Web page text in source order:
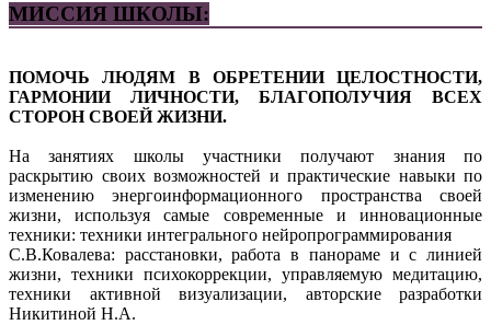
МИССИЯ ШКОЛЫ:
ПОМОЧЬ ЛЮДЯМ В ОБРЕТЕНИИ ЦЕЛОСТНОСТИ,
ГАРМОНИИ ЛИЧНОСТИ, БЛАГОПОЛУЧИЯ ВСЕХ
СТОРОН СВОЕЙ ЖИЗНИ.
На занятиях школы участники получают знания по
раскрытию своих возможностей и практические навыки по
изменению энергоинформационного пространства своей
жизни, используя самые современные и инновационные
техники: техники интегрального нейропрограммирования
С.В.Ковалева: расстановки, работа в панораме и с линией
жизни, техники психокоррекции, управляемую медитацию,
техники активной визуализации, авторские разработки
Никитиной Н.А.